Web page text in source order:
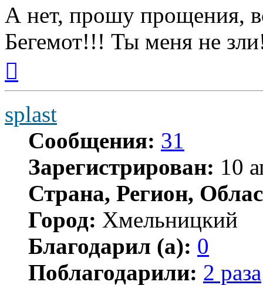
А нет, прошу прощения,
Бегемот!!! Ты меня не
началу
splast
Сообщения: 31
Зарегистрирован: 10
Страна, Регион,
Город: Хмельницкий
Благодарил (а): 0
Поблагодарили: 2 раза